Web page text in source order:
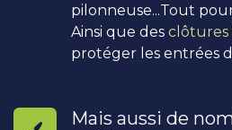
pilonneuse...Tout
Ainsi que des clôtures
protéger les entrées
Mais aussi de